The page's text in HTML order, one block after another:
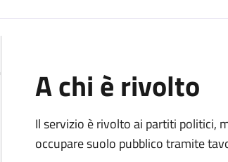
A chi è rivolto
Il servizio è rivolto ai partiti politici,
occupare suolo pubblico tramite